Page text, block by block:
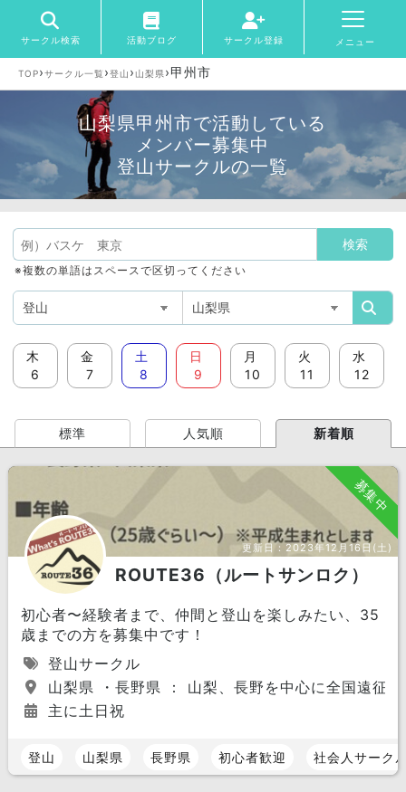
サークル検索 活動ブログ サークル登録 メニュー
TOP›サークル一覧 ›登山 ›山梨県›甲州市
山梨県甲州市で活動している
メンバー募集中
登山サークルの一覧
※複数の単語はスペースで区切ってください
木
6
金
7
土
8
日
9
月
10
火
11
水
12
標準 人気順 新着順
募集中
更新日： 2023年12月16日(土)
ROUTE36（ルートサンロク）
初心者〜経験者まで、仲間と登山を楽しみたい、35
歳までの方を募集中です！
登山サークル
山梨県 ・長野県 ： 山梨、長野を中心に全国遠征
主に土日祝
登山 山梨県 長野県 初心者歓迎 社会人サーク